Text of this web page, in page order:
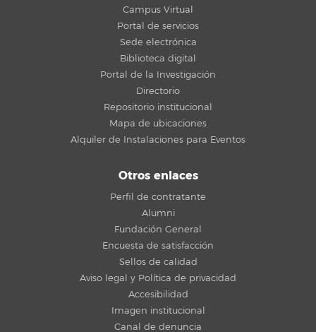
Campus Virtual
Portal de servicios
Sede electrónica
Biblioteca digital
Portal de la Investigación
Directorio
Repositorio institucional
Mapa de ubicaciones
Alquiler de Instalaciones para Eventos
Otros enlaces
Perfil de contratante
Alumni
Fundación General
Encuesta de satisfacción
Sellos de calidad
Aviso legal y Política de privacidad
Accesibilidad
Imagen institucional
Canal de denuncia